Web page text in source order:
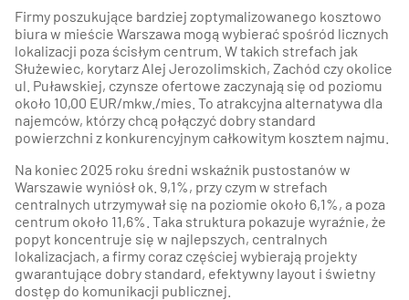
Firmy poszukujące bardziej zoptymalizowanego kosztowo
biura w mieście Warszawa mogą wybierać spośród licznych
lokalizacji poza ścisłym centrum. W takich strefach jak
Służewiec, korytarz Alej Jerozolimskich, Zachód czy okolice
ul. Puławskiej, czynsze ofertowe zaczynają się od poziomu
około 10,00 EUR/mkw./mies. To atrakcyjna alternatywa dla
najemców, którzy chcą połączyć dobry standard
powierzchni z konkurencyjnym całkowitym kosztem najmu.
Na koniec 2025 roku średni wskaźnik pustostanów w
Warszawie wyniósł ok. 9,1%, przy czym w strefach
centralnych utrzymywał się na poziomie około 6,1%, a poza
centrum około 11,6%. Taka struktura pokazuje wyraźnie, że
popyt koncentruje się w najlepszych, centralnych
lokalizacjach, a firmy coraz częściej wybierają projekty
gwarantujące dobry standard, efektywny layout i świetny
dostęp do komunikacji publicznej.